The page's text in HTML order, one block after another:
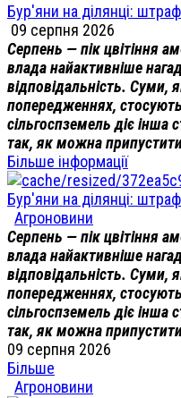
Бур'яни на ділянці:
09 серпня 2026
Серпень — пік цвітіння
влада найактивніше
відповідальність. Суми,
попередженнях,
сільгоспземель діє інша
так, як можна
Більше інформації
Бур'яни на ділянці:
Агроновини
Серпень — пік цвітіння
влада найактивніше
відповідальність. Суми,
попередженнях,
сільгоспземель діє інша
так, як можна
09 серпня 2026
Більше
Агроновини